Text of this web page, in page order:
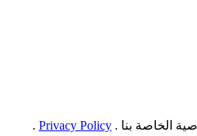
الخاصة بنا . Privacy Policy
.